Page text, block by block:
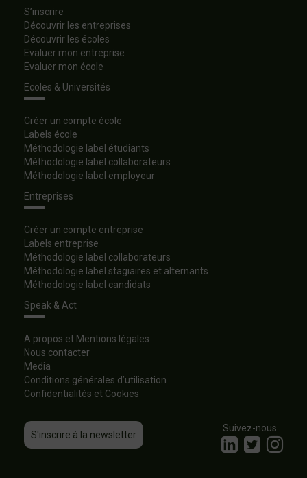
S’inscrire
Découvrir les entreprises
Découvrir les écoles
Evaluer mon entreprise
Evaluer mon école
Ecoles & Universités
Créer un compte école
Labels école
Méthodologie label étudiants
Méthodologie label collaborateurs
Méthodologie label employeur
Entreprises
Créer un compte entreprise
Labels entreprise
Méthodologie label collaborateurs
Méthodologie label stagiaires et alternants
Méthodologie label candidats
Speak & Act
A propos et Mentions légales
Nous contacter
Media
Conditions générales d’utilisation
Confidentialités et Cookies
S'inscrire à la newsletter
Suivez-nous